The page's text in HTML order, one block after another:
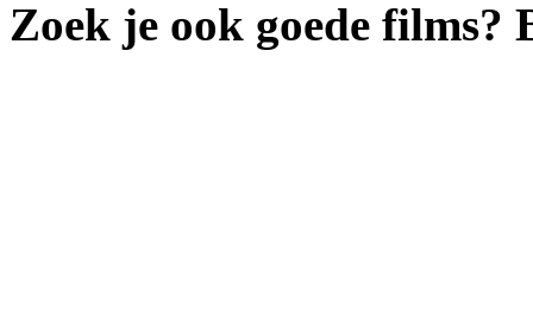
Zoek je ook goede films?